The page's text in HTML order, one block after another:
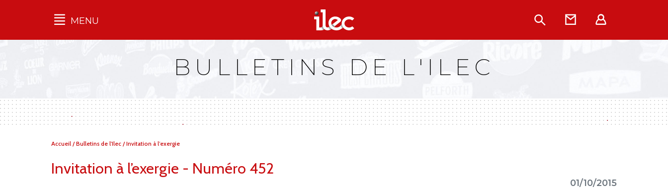
Qu'est-ce que l’Ilec
Campagnes
multimarques
MENU Rechercher
Contact
BULLETINS DE L'ILEC
Vous
Accueil /Bulletins de l'Ilec /Invitation à l’exergie
Invitation à l’exergie - Numéro 452
01/10/2015